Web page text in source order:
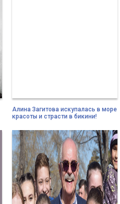
Алина Загитова искупалась в море
красоты и страсти в бикини!